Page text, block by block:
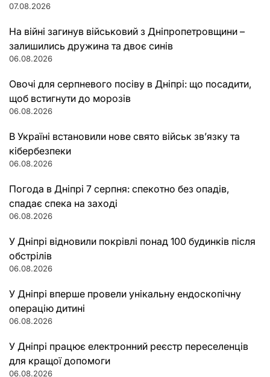
07.08.2026
На війні загинув військовий з Дніпропетровщини –
залишились дружина та двоє синів
06.08.2026
Овочі для серпневого посіву в Дніпрі: що посадити,
щоб встигнути до морозів
06.08.2026
В Україні встановили нове свято військ зв’язку та
кібербезпеки
06.08.2026
Погода в Дніпрі 7 серпня: спекотно без опадів,
спадає спека на заході
06.08.2026
У Дніпрі відновили покрівлі понад 100 будинків після
обстрілів
06.08.2026
У Дніпрі вперше провели унікальну ендоскопічну
операцію дитині
06.08.2026
У Дніпрі працює електронний реєстр переселенців
для кращої допомоги
06.08.2026